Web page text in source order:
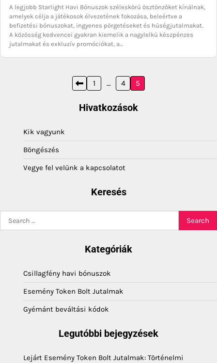
A legjobb Starlight Havi Bónuszok széleskörű ösztönzőket kínálnak,
amelyek célja a játékosok élvezetének fokozása, beleértve a
befizetési bónuszokat, ingyenes pörgetéseket és hűségjutalmakat.
A közösség kedvencei gyakran kiemelik a nagylelkű készpénzes
jutalmakat és exkluzív promóciókat, a…
1 … 4 5
Hivatkozások
Kik vagyunk
Böngészés
Vegye fel velünk a kapcsolatot
Keresés
for:
Kategóriák
Csillagfény havi bónuszok
Esemény Token Bolt Jutalmak
Gyémánt beváltási kódok
Legutóbbi bejegyzések
Lejárt Esemény Token Bolt Jutalmak: Történelmi